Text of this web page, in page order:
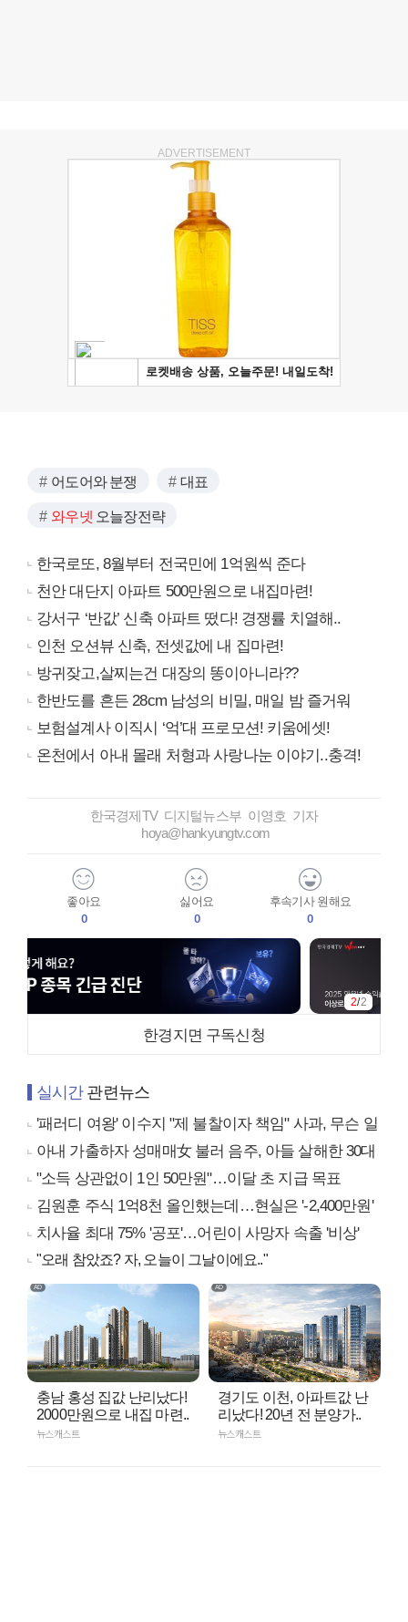
ADVERTISEMENT
어도어와 분쟁 대표
와우넷 오늘장전략
한국로또, 8월부터 전국민에 1억원씩 준다
천안 대단지 아파트 500만원으로 내집마련!
강서구 ‘반값’ 신축 아파트 떴다! 경쟁률 치열해..
인천 오션뷰 신축, 전셋값에 내 집마련!
방귀잦고,살찌는건 대장의 똥이아니라??
한반도를 흔든 28cm 남성의 비밀, 매일 밤 즐거워
보험설계사 이직시 ‘억’대 프로모션! 키움에셋!
온천에서 아내 몰래 처형과 사랑나눈 이야기..충격!
한국경제TV 디지털뉴스부 이영호 기자
hoya@hankyungtv.com
좋아요
0
싫어요
0
후속기사 원해요
0
2/2
한경지면 구독신청
실시간관련뉴스
'패러디 여왕' 이수지 "제 불찰이자 책임" 사과, 무슨 일
아내 가출하자 성매매女 불러 음주, 아들 살해한 30대
"소득 상관없이 1인 50만원"…이달 초 지급 목표
김원훈 주식 1억8천 올인했는데…현실은 '-2,400만원'
치사율 최대 75% '공포'…어린이 사망자 속출 '비상'
"오래 참았죠? 자, 오늘이 그날이에요.."
충남 홍성 집값 난리났다!
2000만원으로 내집 마련..
뉴스캐스트
경기도 이천, 아파트값 난
리났다! 20년 전 분양가..
뉴스캐스트